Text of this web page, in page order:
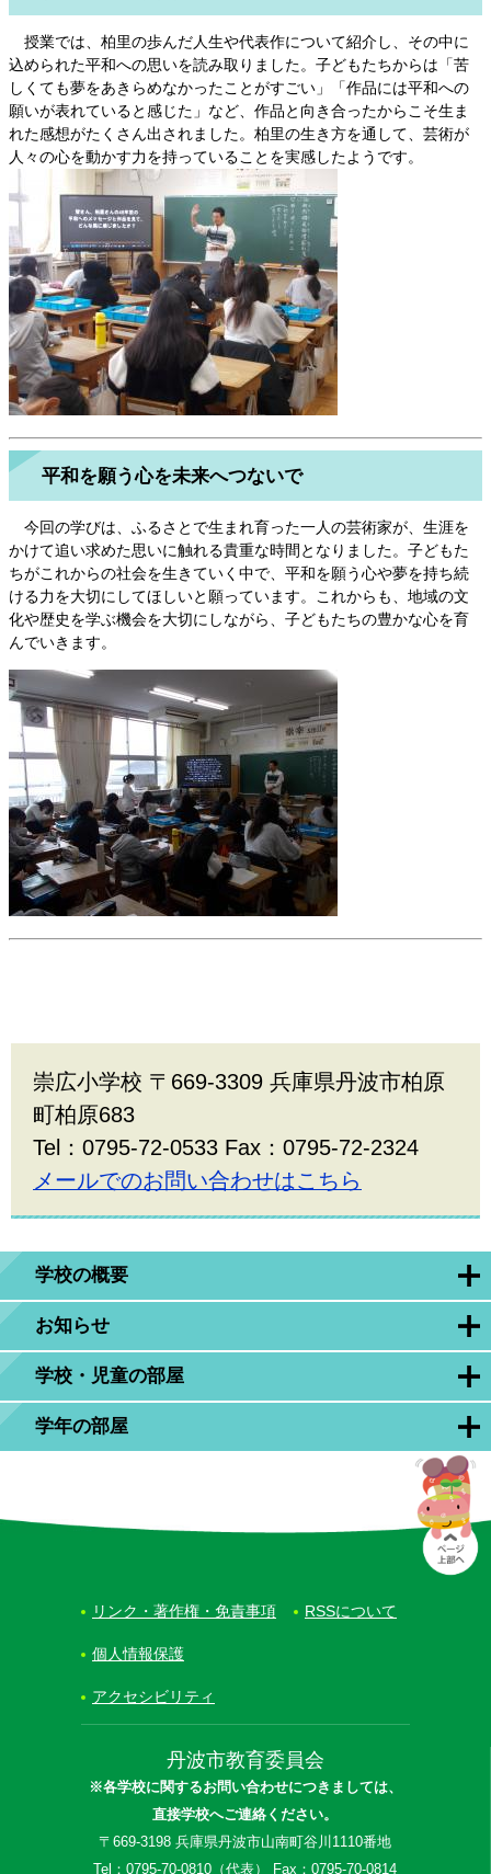
学校の概要
お知らせ
学校・児童の部屋
学年の部屋
授業では、柏里の歩んだ人生や代表作について紹介し、その中に
込められた平和への思いを読み取りました。子どもたちからは「苦
しくても夢をあきらめなかったことがすごい」「作品には平和への
願いが表れていると感じた」など、作品と向き合ったからこそ生ま
れた感想がたくさん出されました。柏里の生き方を通して、芸術が
人々の心を動かす力を持っていることを実感したようです。
平和を願う心を未来へつないで
今回の学びは、ふるさとで生まれ育った一人の芸術家が、生涯を
かけて追い求めた思いに触れる貴重な時間となりました。子どもた
ちがこれからの社会を生きていく中で、平和を願う心や夢を持ち続
ける力を大切にしてほしいと願っています。これからも、地域の文
化や歴史を学ぶ機会を大切にしながら、子どもたちの豊かな心を育
んでいきます。
崇広小学校 〒669-3309 兵庫県丹波市柏原
町柏原683
Tel：0795-72-0533 Fax：0795-72-2324
メールでのお問い合わせはこちら
丹波市教育委員会
※各学校に関するお問い合わせにつきましては、
直接学校へご連絡ください。
〒669-3198 兵庫県丹波市山南町谷川1110番地
Tel：0795-70-0810（代表） Fax：0795-70-0814
リンク・著作権・免責事項 RSSについて
個人情報保護
アクセシビリティ